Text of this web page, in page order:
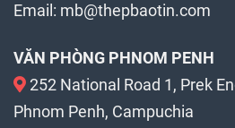
Email: mb@thepbaotin.com
VĂN PHÒNG PHNOM PENH
252 National Road 1, Prek
Phnom Penh, Campuchia